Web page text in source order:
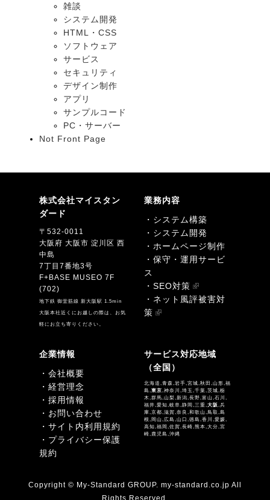
雑談
システム開発
HTML・CSS
ソフトウェア
サービス
セキュリティ
デザイン制作
アプリ
サンプルコード
PC・サーバー
Not Front Page
株式会社マイスタン
ダード
〒532-0011
大阪府 大阪市 淀川区 西
中島
7丁目7番地3号
F+BASE MUSEO 7F
(702)
地下鉄 御堂筋線 新大阪駅 1.5min
大阪本社近くにお越しの際は、お気
軽にお立ち寄りください。
業務内容
・システム構築
・システム開発
・ホームページ制作
・保守・運用サービ
ス
・SEO対策
・ネット風評被害対
策
企業情報
・会社概要
・経営理念
・採用情報
・お問い合わせ
・サイト内利用規約
・プライバシー保護
規約
サービス対応地域
（全国）
北海道,青森,岩手,宮城,秋田,山形,福
島, 東京 ,神奈川,埼玉,千葉,茨城,栃
木,群馬,山梨,新潟,長野,富山,石川,
福井,愛知,岐阜,静岡,三重, 大阪 ,兵
庫,京都,滋賀,奈良,和歌山,鳥取,島
根,岡山,広島,山口,徳島,香川,愛媛,
高知,福岡,佐賀,長崎,熊本,大分,宮
崎,鹿児島,沖縄
Copyright © My-Standard GROUP. my-standard.co.jp All
Rights Reserved.